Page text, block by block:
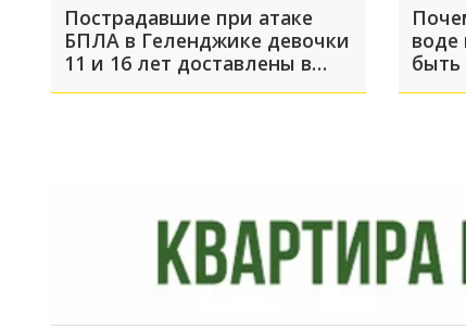
Пострадавшие при атаке
БПЛА в Геленджике девочки
11 и 16 лет доставлены в
московскую больницу
быть